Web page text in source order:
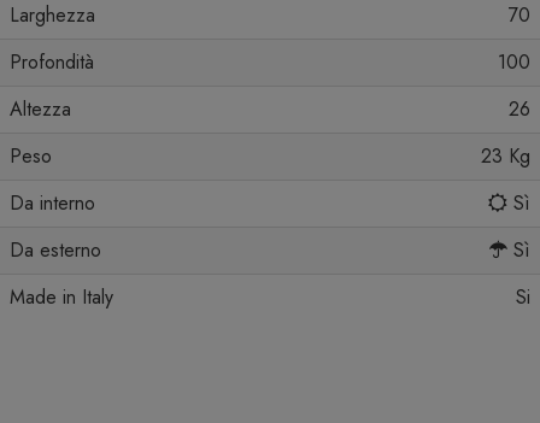
Larghezza
70
Profondità
100
Altezza
26
Peso
23 Kg
Da interno
Sì
Da esterno
Sì
Made in Italy
Si